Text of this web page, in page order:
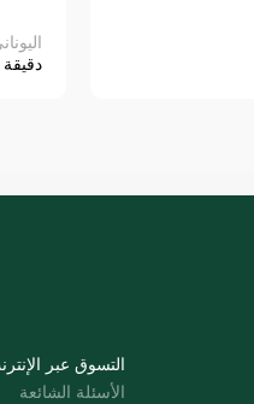
دقيقة
التسوق عبر
الأسئلة الشائعة